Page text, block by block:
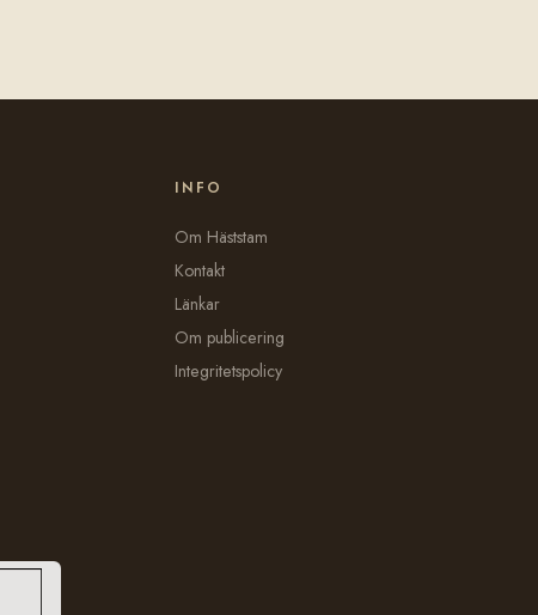
INFO
Om Häststam
Kontakt
Länkar
Om publicering
Integritetspolicy